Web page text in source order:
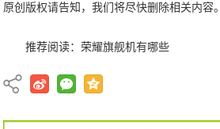
原创版权请告知，我们将尽快删除相关内容。
推荐阅读：荣耀旗舰机有哪些